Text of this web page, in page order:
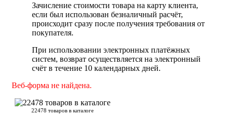
Зачисление стоимости товара на карту клиента,
если был использован безналичный расчёт,
происходит сразу после получения требования от
покупателя.
При использовании электронных платёжных
систем, возврат осуществляется на электронный
счёт в течение 10 календарных дней.
Веб-форма не найдена.
22478 товаров в каталоге